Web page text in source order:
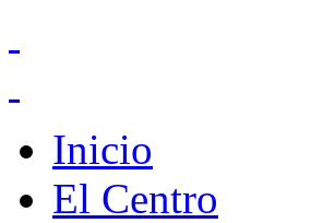
Inicio
El Centro